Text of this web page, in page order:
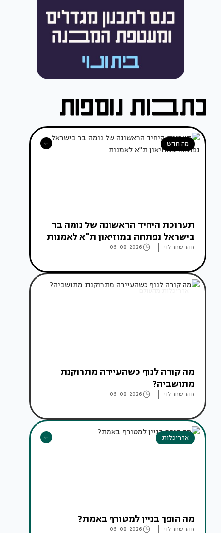
מה חדש
תערוכת היחיד הראשונה של נומה בר
בישראל נפתחה במוזיאון ת"א לאמנות
זוהר שחר לוי 06-08-2026
אדריכלות מהעולם
מה קורה לנוף כשהעיירה מתרוקנת
מתושביה?
זוהר שחר לוי 06-08-2026
אדריכלות
מה הופך בניין למטורף באמת?
זוהר שחר לוי 06-08-2026